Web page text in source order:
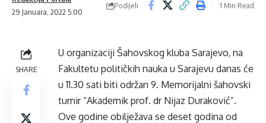
29 Januara, 2022 5:00
Podijeli 1 Min Read
SHARE
U organizaciji Šahovskog kluba Sarajevo, na
Fakultetu političkih nauka u Sarajevu danas će
u 11.30 sati biti održan 9. Memorijalni šahovski
turnir “Akademik prof. dr Nijaz Duraković”.
Ove godine obilježava se deset godina od